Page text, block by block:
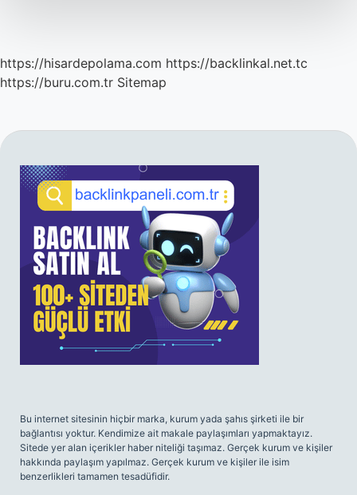
https://hisardepolama.com https://backlinkal.net.tc
https://buru.com.tr Sitemap
SIDEBAR
Bu internet sitesinin hiçbir marka, kurum yada şahıs şirketi ile bir
bağlantısı yoktur. Kendimize ait makale paylaşımları yapmaktayız.
Sitede yer alan içerikler haber niteliği taşımaz. Gerçek kurum ve kişiler
hakkında paylaşım yapılmaz. Gerçek kurum ve kişiler ile isim
benzerlikleri tamamen tesadüfidir.